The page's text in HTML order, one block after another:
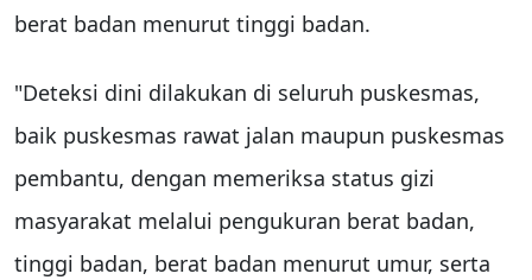
berat badan menurut tinggi badan.
"Deteksi dini dilakukan di seluruh puskesmas,
baik puskesmas rawat jalan maupun puskesmas
pembantu, dengan memeriksa status gizi
masyarakat melalui pengukuran berat badan,
tinggi badan, berat badan menurut umur, serta